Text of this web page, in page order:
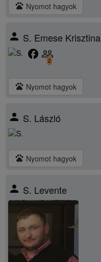
pets Nyomot hagyok
person S. Emese Krisztina
facebook people_outline
2
pets Nyomot hagyok
person S. László
pets Nyomot hagyok
person S. Levente